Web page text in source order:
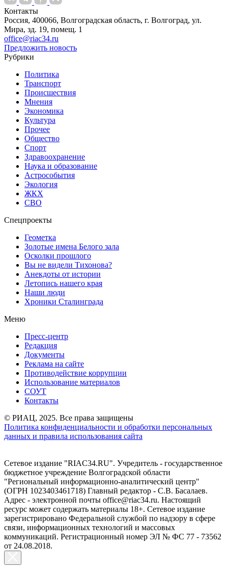
Контакты
Россия, 400066, Волгоградская область, г. Волгоград, ул.
Мира, зд. 19, помещ. 1
office@riac34.ru
Предложить новость
Рубрики
Политика
Транспорт
Происшествия
Мнения
Экономика
Культура
Прочее
Общество
Спорт
Здравоохранение
Наука и образование
Астрособытия
Экология
ЖКХ
СВО
Спецпроекты
Геометка
Золотые имена Белого зала
Осколки прошлого
Вы не видели Тихонова?
Анекдоты от истории
Летопись нашего края
Наши люди
Хроники Сталинграда
Меню
Пресс-центр
Редакция
Документы
Реклама на сайте
Противодействие коррупции
Использование материалов
СОУТ
Контакты
© РИАЦ, 2025. Все права защищены
Политика конфиденциальности и обработки персональных
данных и правила использования сайта
Сетевое издание "RIAC34.RU". Учредитель - государственное
бюджетное учреждение Волгоградской области
"Региональный информационно-аналитический центр"
(ОГРН 1023403461718) Главный редактор - С.В. Басалаев.
Адрес - электронной почты office@riac34.ru. Настоящий
ресурс может содержать материалы 18+. Сетевое издание
зарегистрировано Федеральной службой по надзору в сфере
связи, информационных технологий и массовых
коммуникаций. Регистрационный номер ЭЛ № ФС 77 - 73562
от 24.08.2018.